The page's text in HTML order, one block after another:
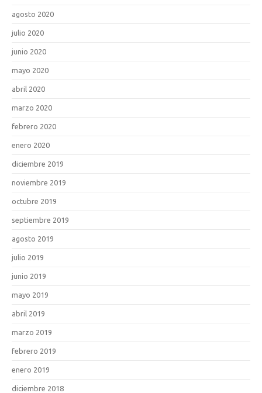
agosto 2020
julio 2020
junio 2020
mayo 2020
abril 2020
marzo 2020
febrero 2020
enero 2020
diciembre 2019
noviembre 2019
octubre 2019
septiembre 2019
agosto 2019
julio 2019
junio 2019
mayo 2019
abril 2019
marzo 2019
febrero 2019
enero 2019
diciembre 2018